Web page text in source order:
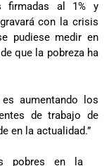
firmadas al 1% y
con la crisis
pudiese medir en
que la pobreza ha
aumentando los
de trabajo de
en la actualidad.”
pobres en la